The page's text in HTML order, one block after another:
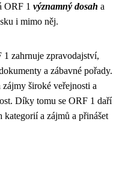
ORF 1 významný dosah a
i mimo něj.
zahrnuje zpravodajství,
a zábavné pořady.
široké veřejnosti a
Díky tomu se ORF 1 daří
a zájmů a přinášet